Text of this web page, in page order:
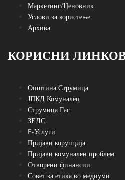
Маркетинг/Ценовник
Услови за користење
Архива
КОРИСНИ
Општина Струмица
ЈПКД Комуналец
Струмица Гас
ЗЕЛС
E-Услуги
Пријави корупција
Пријави комунален проблем
Oтворени финансии
Совет за етика во медиуми